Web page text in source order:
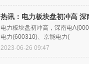
热讯：电力板块盘初冲高 深
电力板块盘初冲高，深南电
电力(600310)、京能电力(
2023-06-26 09:47